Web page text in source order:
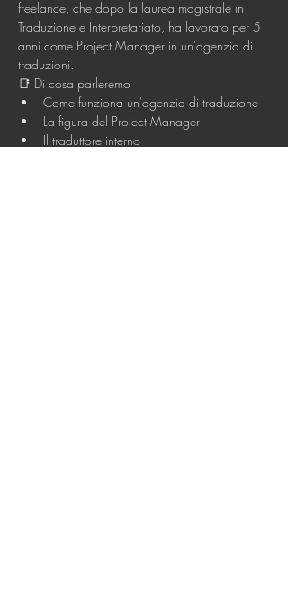
freelance, che dopo la laurea magistrale in
Traduzione e Interpretariato, ha lavorato per 5
anni come Project Manager in un'agenzia di
traduzioni.
📑 Di cosa parleremo
Come funziona un'agenzia di traduzione
La figura del Project Manager
Il traduttore interno